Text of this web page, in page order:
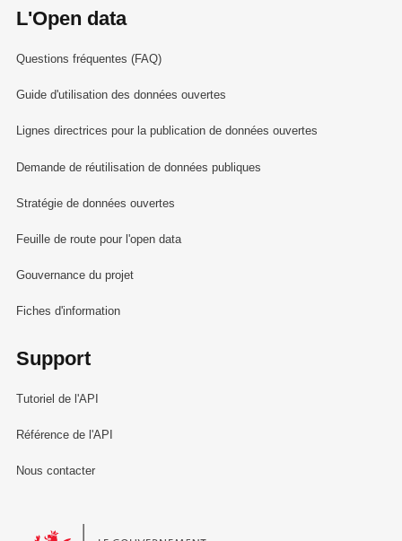
L'Open data
Questions fréquentes (FAQ)
Guide d'utilisation des données ouvertes
Lignes directrices pour la publication de données ouvertes
Demande de réutilisation de données publiques
Stratégie de données ouvertes
Feuille de route pour l'open data
Gouvernance du projet
Fiches d'information
Support
Tutoriel de l'API
Référence de l'API
Nous contacter
Le Gouvernement du Grand-Duché de Luxembourg - Service